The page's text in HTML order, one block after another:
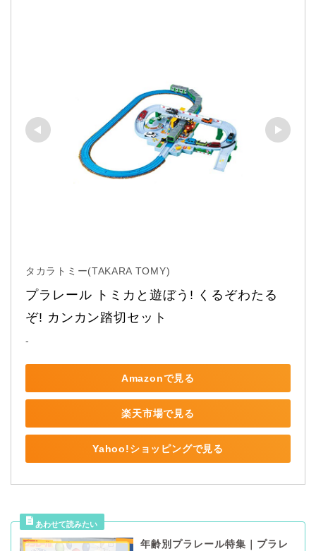
タカラトミー(TAKARA TOMY)
プラレール トミカと遊ぼう! くるぞわたる
ぞ! カンカン踏切セット
-
Amazonで見る
楽天市場で見る
Yahoo!ショッピングで見る
年齢別プラレール特集｜プラレ